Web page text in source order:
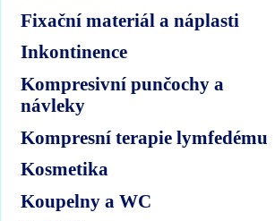
Fixační materiál a náplasti
Inkontinence
Kompresivní punčochy a
návleky
Kompresní terapie lymfedému
Kosmetika
Koupelny a WC